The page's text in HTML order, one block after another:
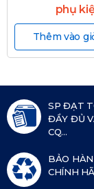
phụ
Thêm vào
SP ĐẠT
ĐẦY ĐỦ
CQ...
BẢO
CHÍNH